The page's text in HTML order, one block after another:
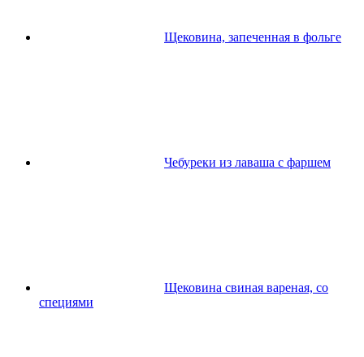
Щековина, запеченная в фольге
Чебуреки из лаваша с фаршем
Щековина свиная вареная, со
специями